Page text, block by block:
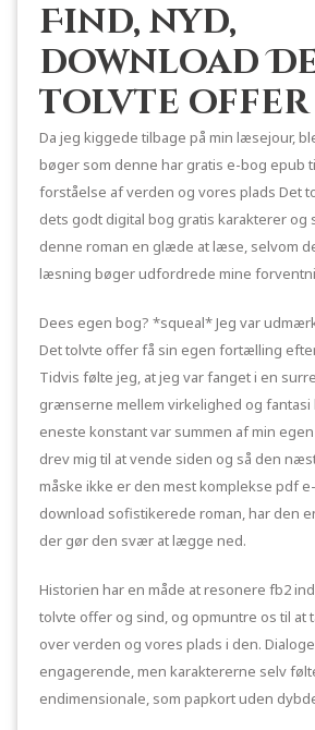
Find, nyd,
download
tolvte offer
Da jeg kiggede tilbage på min læsejour,
bøger som denne har gratis e-bog epub
forståelse af verden og vores plads Det
dets godt digital bog gratis karakterer
denne roman en glæde at læse, selvom
læsning bøger udfordrede mine
Dees egen bog? *squeal* Jeg var
Det tolvte offer få sin egen fortælling efter
Tidvis følte jeg, at jeg var fanget i en
grænserne mellem virkelighed og fantasi
eneste konstant var summen af min
drev mig til at vende siden og så den
måske ikke er den mest komplekse pdf
download sofistikerede roman, har den
der gør den svær at lægge ned.
Historien har en måde at resonere fb2
tolvte offer og sind, og opmuntre os til
over verden og vores plads i den.
engagerende, men karaktererne selv
endimensionale, som papkort uden